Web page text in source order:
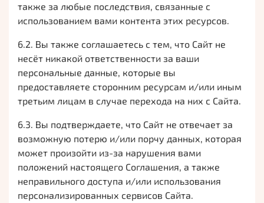
также за любые последствия, связанные с
использованием вами контента этих ресурсов.
6.2. Вы также соглашаетесь с тем, что Сайт не
несёт никакой ответственности за ваши
персональные данные, которые вы
предоставляете сторонним ресурсам и/или иным
третьим лицам в случае перехода на них с Сайта.
6.3. Вы подтверждаете, что Сайт не отвечает за
возможную потерю и/или порчу данных, которая
может произойти из-за нарушения вами
положений настоящего Соглашения, а также
неправильного доступа и/или использования
персонализированных сервисов Сайта.